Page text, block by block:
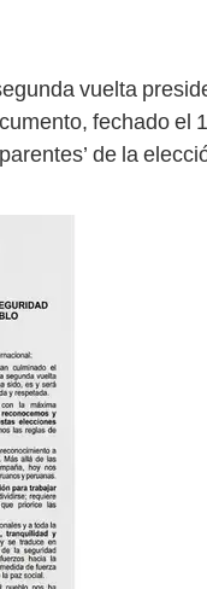
vuelta
fechado
de la